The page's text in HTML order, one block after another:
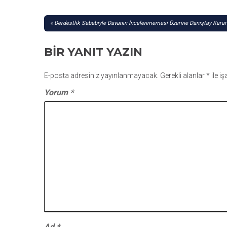
YAZI
Derdestlik Sebebiyle Davanın İncelenmemesi Üzerine Danıştay
BIR YANIT YAZIN
E-posta adresiniz yayınlanmayacak. Gerekli alanlar* ile
Yorum *